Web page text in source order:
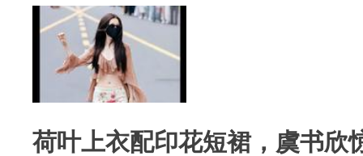
荷叶上衣配印花短裙，虞书欣